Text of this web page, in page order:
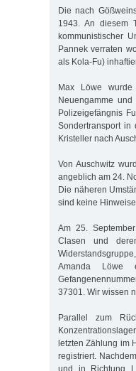
Die nach
1943. An diesem
kommunistischer
Pannek verraten
als Kola-Fu)
Max Löwe
Neuengamme
Polizeigefängnis
Sondertransport in
Kristeller nach
Von Auschwitz
angeblich am 24.
Die näheren
sind keine
Am 25.
Clasen und
Amanda Löwe
37301. Wir wissen
Parallel zum
letzten Zählung im
registriert.
und in Richtung